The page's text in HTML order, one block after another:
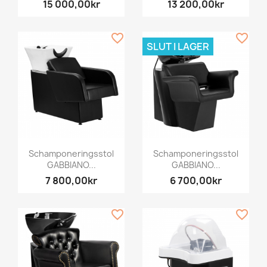
15 000,00kr 13 200,00kr
Schamponeringsstol
GABBIANO...
7 800,00kr
favorite_border
Schamponeringsstol
GABBIANO...
6 700,00kr
SLUT I LAGER
favorite_border
favorite_border favorite_border